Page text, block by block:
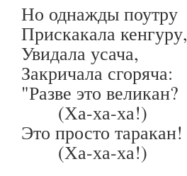
Но однажды поутру
Прискакала кенгуру,
Увидала усача,
Закричала сгоряча:
"Разве это великан?
(Ха-ха-ха!)
Это просто таракан!
(Ха-ха-ха!)